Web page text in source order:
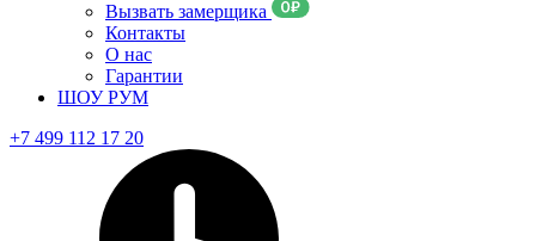
Вызвать замерщика
Контакты
О нас
Гарантии
ШОУ РУМ
+7 499 112 17 20